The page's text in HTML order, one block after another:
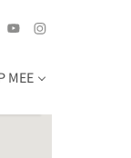
MEE